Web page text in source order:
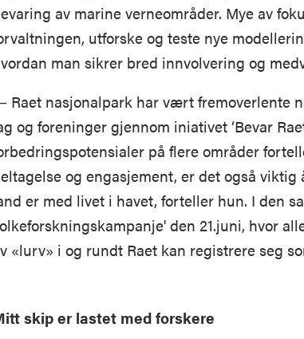
av marine verneområder. Mye av
utforske og teste nye
man sikrer bred innvolvering og
Raet nasjonalpark har vært fremoverlente
og foreninger gjennom iniativet ‘Bevar
på flere områder
og engasjement, er det også
er med livet i havet, forteller hun. I den
den 21.juni, hvor
«lurv» i og rundt Raet kan registrere seg
skip er lastet med forskere